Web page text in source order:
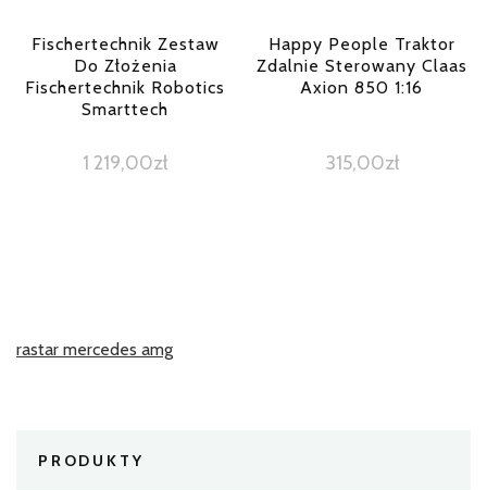
Fischertechnik Zestaw
Do Złożenia
Fischertechnik Robotics
Smarttech
1 219,00zł
Happy People Traktor
Zdalnie Sterowany Claas
Axion 850 1:16
315,00zł
rastar mercedes amg
PRODUKTY